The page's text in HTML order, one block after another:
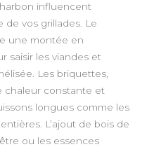
influencent
de vos grillades. Le
une montée en
saisir les viandes et
Les briquettes,
chaleur constante et
longues comme les
L’ajout de bois de
ou les essences